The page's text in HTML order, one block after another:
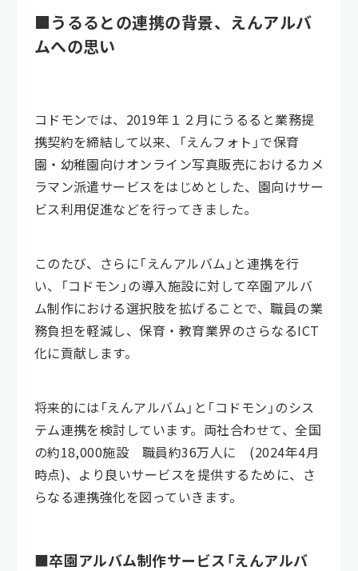
■うるるとの連携の背景、えんアルバ
ムへの思い
コドモンでは、2019年１２月にうるると業務提
携契約を締結して以来、「えんフォト」で保育
園・幼稚園向けオンライン写真販売におけるカメ
ラマン派遣サービスをはじめとした、園向けサー
ビス利用促進などを行ってきました。
このたび、さらに「えんアルバム」と連携を行
い、「コドモン」の導入施設に対して卒園アルバ
ム制作における選択肢を拡げることで、職員の業
務負担を軽減し、保育・教育業界のさらなるICT
化に貢献します。
将来的には「えんアルバム」と「コドモン」のシス
テム連携を検討しています。両社合わせて、全国
の約18,000施設 職員約36万人に (2024年4月
時点)、より良いサービスを提供するために、さ
らなる連携強化を図っていきます。
■卒園アルバム制作サービス「えんアルバ